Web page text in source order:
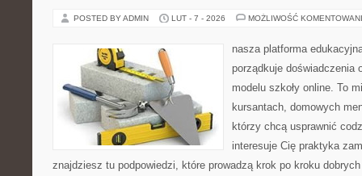
POSTED BY ADMIN LUT - 7 - 2026 MOŻLIWOŚĆ
nasza platforma
porządkuje doświadczenia
modelu szkoły online. To
kursantach, domowych
którzy chcą usprawnić
interesuje Cię praktyka
znajdziesz tu podpowiedzi, które prowadzą krok po kroku